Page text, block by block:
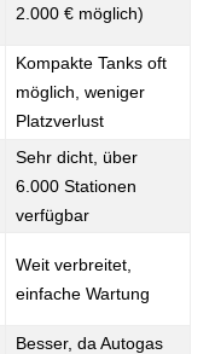
2.000 € möglich)
Kompakte Tanks oft
möglich, weniger
Platzverlust
Sehr dicht, über
6.000 Stationen
verfügbar
Weit verbreitet,
einfache Wartung
Besser, da Autogas